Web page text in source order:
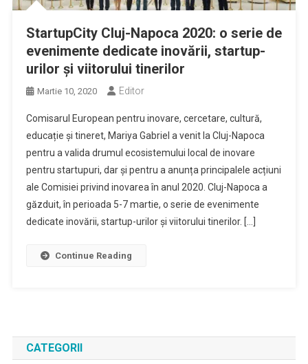
StartupCity Cluj-Napoca 2020: o serie de
evenimente dedicate inovării, startup-
urilor și viitorului tinerilor
Martie 10, 2020 Editor
Comisarul European pentru inovare, cercetare, cultură,
educație și tineret, Mariya Gabriel a venit la Cluj-Napoca
pentru a valida drumul ecosistemului local de inovare
pentru startupuri, dar și pentru a anunța principalele acțiuni
ale Comisiei privind inovarea în anul 2020. Cluj-Napoca a
găzduit, în perioada 5-7 martie, o serie de evenimente
dedicate inovării, startup-urilor și viitorului tinerilor. […]
Continue Reading
CATEGORII